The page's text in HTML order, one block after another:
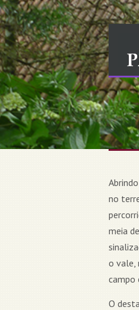
no
meia
o vale,
campo
O